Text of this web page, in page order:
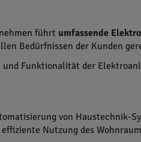
führt umfassende
Bedürfnissen der Kunden
und Funktionalität der
von Haustechnik-
Nutzung des